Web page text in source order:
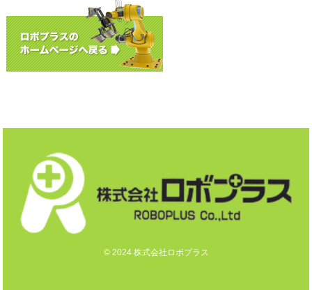
© 2024 株式会社ロボプラス